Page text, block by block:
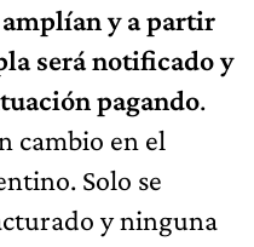
y a partir
será notificado y
pagando.
cambio en el
Solo se
y ninguna